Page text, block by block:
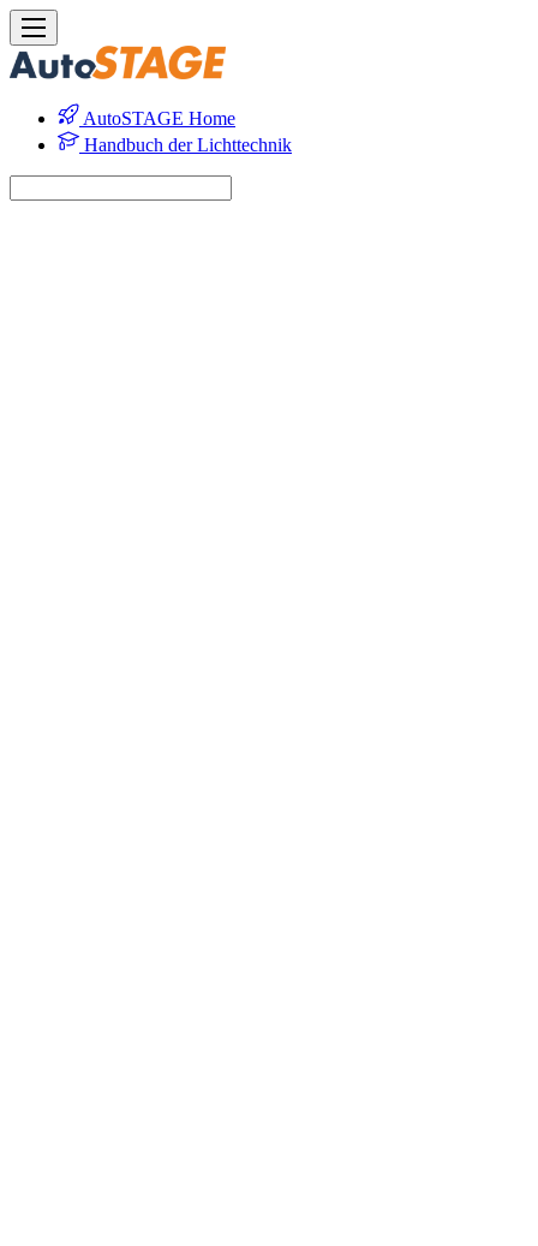
AutoSTAGE Home
Handbuch der Lichttechnik